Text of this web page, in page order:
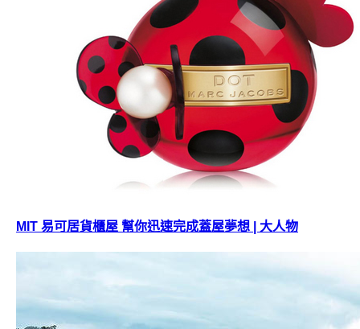
MIT 易可居貨櫃屋 幫你迅速完成蓋屋夢想 | 大人物